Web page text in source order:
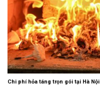
Chi phí hỏa táng trọn gói tại Hà Nội